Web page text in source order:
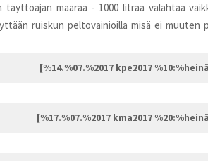
määrää - 1000 litraa valahtaa
ruiskun peltovainioilla misä ei muuten
[%14.%07.%2017 kpe2017
[%17.%07.%2017 kma2017